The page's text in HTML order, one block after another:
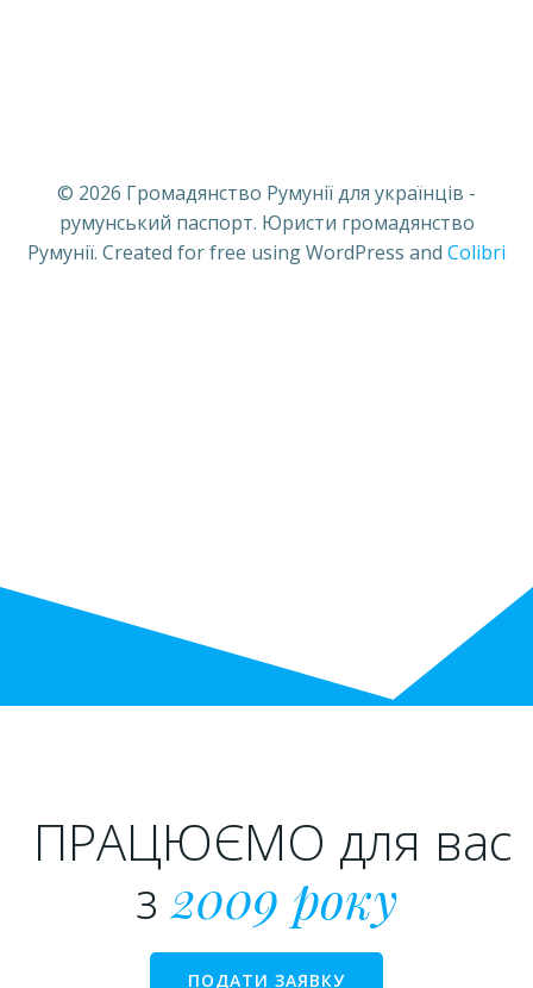
© 2026 Громадянство Румунії для українців -
румунський паспорт. Юристи громадянство
Румунії. Created for free using WordPress and Colibri
ПРАЦЮЄМО для вас
з2009 року
ПОДАТИ ЗАЯВКУ